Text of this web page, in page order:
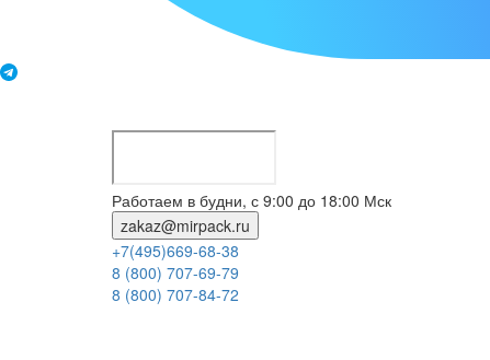
Работаем в будни, с 9:00 до 18:00 Мск
zakaz@mirpack.ru
+7(495)669-68-38
8 (800) 707-69-79
8 (800) 707-84-72